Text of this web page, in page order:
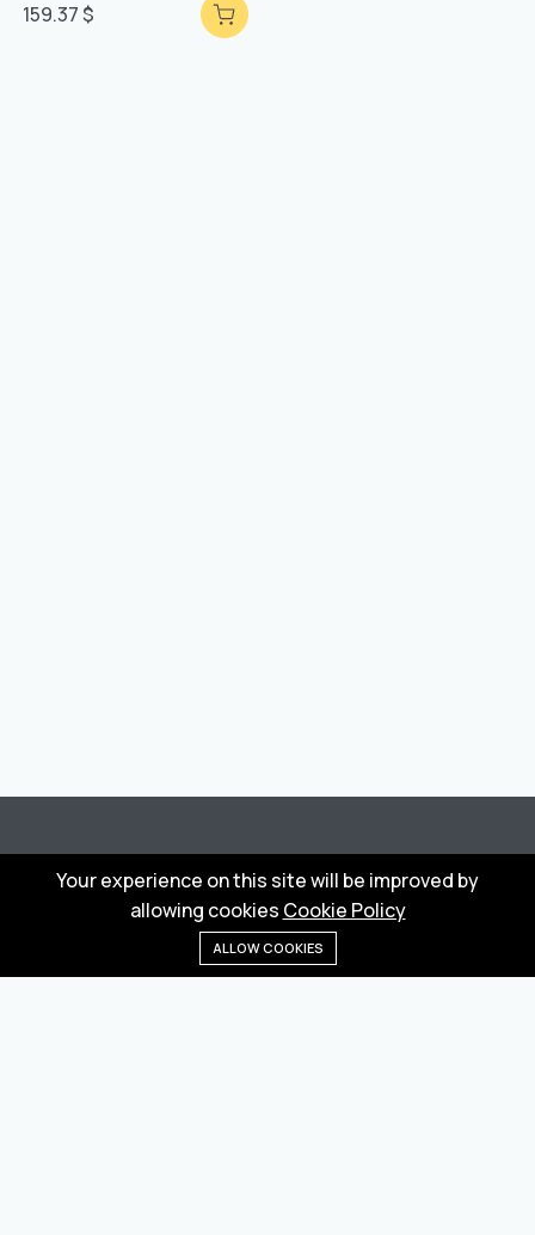
Categories
159.37 $
Wholesale marketplace for buying and selling goods
from Turkey and China
Your experience on this site will be improved by
allowing cookies Cookie Policy
ALLOW COOKIES